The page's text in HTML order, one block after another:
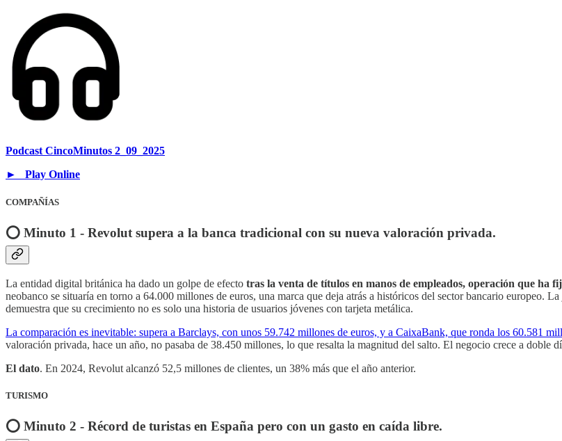
Podcast CincoMinutos 2_09_2025
► Play Online
COMPAÑÍAS
⭕️ Minuto 1 - Revolut supera a la banca tradicional con su nueva valoración privada.
La entidad digital británica ha dado un golpe de efecto tras la venta de títulos en manos de empleados, operación que ha
neobanco se situaría en torno a 64.000 millones de euros, una marca que deja atrás a históricos del sector bancario europeo.
demuestra que su crecimiento no es solo una historia de usuarios jóvenes con tarjeta metálica.
La comparación es inevitable: supera a Barclays, con unos 59.742 millones de euros, y a CaixaBank, que ronda los 60.581
valoración privada, hace un año, no pasaba de 38.450 millones, lo que resalta la magnitud del salto. El negocio crece a doble
El dato. En 2024, Revolut alcanzó 52,5 millones de clientes, un 38% más que el año anterior.
TURISMO
⭕️ Minuto 2 - Récord de turistas en España pero con un gasto en caída libre.